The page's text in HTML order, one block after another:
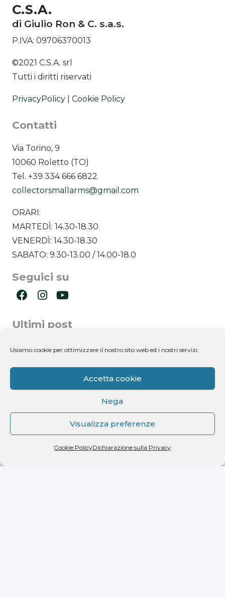
Usiamo cookie per ottimizzare il nostro sito web ed i nostri servizi.
Accetta cookie
Nega
Visualizza preferenze
Cookie PolicyDichiarazione sulla Privacy
C.S.A.
di Giulio Ron & C. s.a.s.
P.IVA: 09706370013
©2021 C.S.A. srl
Tutti i diritti riservati
PrivacyPolicy Cookie Policy
Contatti
Via Torino, 9
10060 Roletto (TO)
Tel. +39 334 666 6822
collectorsmallarms@gmail.com
ORARI:
MARTEDÌ: 14.30-18.30
VENERDÌ: 14.30-18.30
SABATO: 9.30-13.00 / 14.00-18.0
Seguici su
Ultimi post
Newsletter
Dichiaro di aver letto l'informativa ricevuta ai
sensi dell'art. 13 del D.lgs. n. 196/2003 e di